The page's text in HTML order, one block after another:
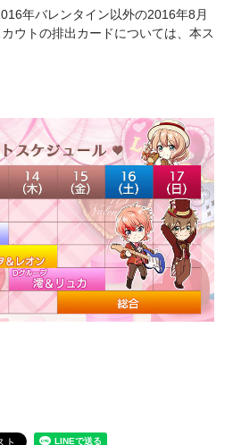
年バレンタイン以外の2016年8月
ウトの排出カードについては、本ス